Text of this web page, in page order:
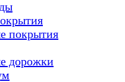
покрытия
дорожки